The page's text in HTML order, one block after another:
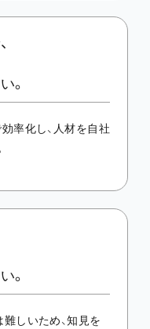
。
率化し、人材を自社
。
しいため、知見を